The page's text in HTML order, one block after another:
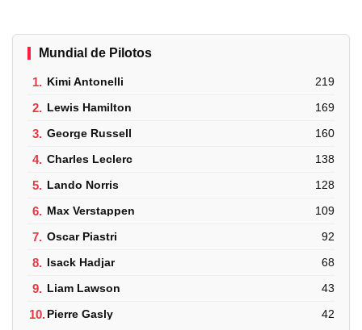
Mundial de Pilotos
1. Kimi Antonelli 219
2. Lewis Hamilton 169
3. George Russell 160
4. Charles Leclerc 138
5. Lando Norris 128
6. Max Verstappen 109
7. Oscar Piastri 92
8. Isack Hadjar 68
9. Liam Lawson 43
10.Pierre Gasly 42